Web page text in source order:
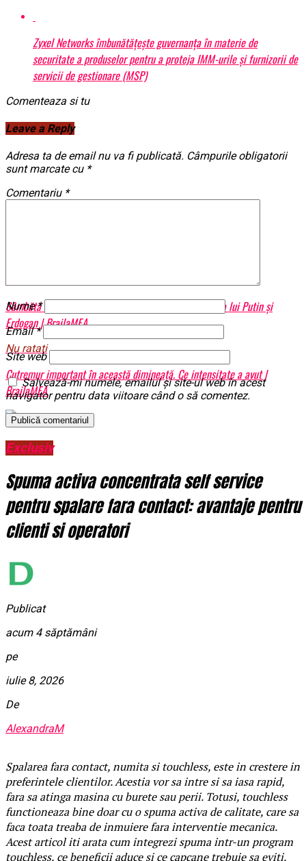
Sâmbătă va fi luată o decizie cu privire la o întâlnire a lui Putin și
Erdogan | BrailaMEA
Nu ratati
Cutremur important în această dimineață. Ce intensitate a avut |
BrailaMEA
Zyxel Networks îmbunătățește guvernanța în materie de
securitate a produselor pentru a proteja IMM-urile și furnizorii de
servicii de gestionare (MSP)
Comenteaza si tu
Leave a Reply
Adresa ta de email nu va fi publicată. Câmpurile obligatorii
sunt marcate cu *
Comentariu *
Nume*
Email*
Site web
Salvează-mi numele, emailul și site-ul web în acest
navigator pentru data viitoare când o să comentez.
Exclusiv
Spuma activa concentrata self service
pentru spalare fara contact: avantaje pentru
clienti si operatori
Publicat
acum 4 săptămâni
pe
iulie 8, 2026
De
AlexandraM
Spalarea fara contact, numita si touchless, este in crestere in
preferintele clientilor. Acestia vor sa intre si sa iasa rapid,
fara sa atinga masina cu burete sau perii. Totusi, touchless
functioneaza bine doar cu o spuma activa de calitate, care sa
faca toata treaba de inmuiere fara interventie mecanica.
Acest articol iti arata cum integrezi spuma intr-un program
touchless, ce beneficii aduce si ce capcane trebuie sa eviti.